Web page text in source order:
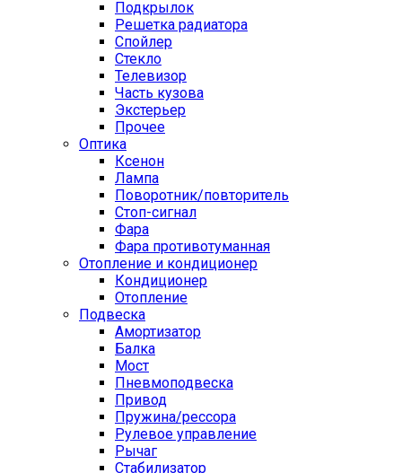
Подкрылок
Решетка радиатора
Спойлер
Стекло
Телевизор
Часть кузова
Экстерьер
Прочее
Оптика
Ксенон
Лампа
Поворотник/повторитель
Стоп-сигнал
Фара
Фара противотуманная
Отопление и кондиционер
Кондиционер
Отопление
Подвеска
Амортизатор
Балка
Мост
Пневмоподвеска
Привод
Пружина/рессора
Рулевое управление
Рычаг
Стабилизатор